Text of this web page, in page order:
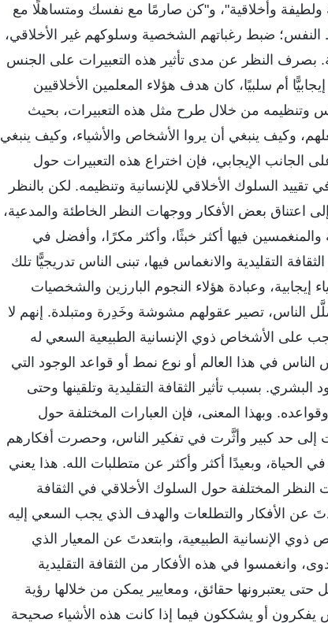
ولطيفة وأخلاقية"، و"كن صارمًا مع نفسك ومتساهلًا مع
ضبط رغباتهم الشخصية وسلوكهم غير الأخلاقي،
بصرف النظر عن مدى تأثير هذه التعبيرات على الجنس
أم سلبيًا، كان هدف هؤلاء المعلمين الأخلاقيين
وتنظيمه من خلال طرح مثل هذه التعبيرات، بحيث
وكيف ينبغي أن يروا الأشخاص والأشياء، وكيف ينبغي
الجانب الإيجابي، فإن اختراع هذه التعبيرات حول
السلوك الأخلاقي للإنسانية وتنظيمه. لكن بالنظر
اعتناق بعض الأفكار ووجهات النظر الخاطئة والمدعية،
والمنغمسين فيها أكثر خبثًا، وأكثر مكرًا، وأفضل في
التقليدية والانغماس فيها، تبنى الناس تدريجيًّا تلك
إيجابية، وعبادة هؤلاء النجوم البارزين والشخصيات
الناس، تصير عقولهم مشوشة وخَدِرة ومتبلدة. إنهم لا
على الأشخاص ذوي الإنسانية الطبيعية السعي له
في هذا العالم أو نوع نمط أو قواعد الوجود التي
بسبب تأثير الثقافة التقليدية وتلقينها وحتى
وبهذا المعنى، فإن العبارات المختلفة حول
إلى حد كبير وأثَّرت في تفكير الناس، وحصرت أفكارهم
الحياة، وبعيدًا أكثر وأكثر عن متطلبات الله. هذا يعني
المختلفة حول السلوك الأخلاقي في الثقافة
عن الأفكار والتطلعات والهدف الذي يجب السعي إليه
الإنسانية الطبيعية، وابتعدتَ عن المعيار الذي
وانغمسوا في هذه الأفكار من الثقافة التقليدية
يعتبرونها حقائق، ومعايير يمكن من خلالها رؤية
يفكرون أو يشككون فيما إذا كانت هذه الأشياء صحيحة